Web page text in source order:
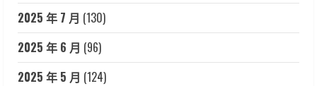
2025 年 7 月 (130)
2025 年 6 月 (96)
2025 年 5 月 (124)